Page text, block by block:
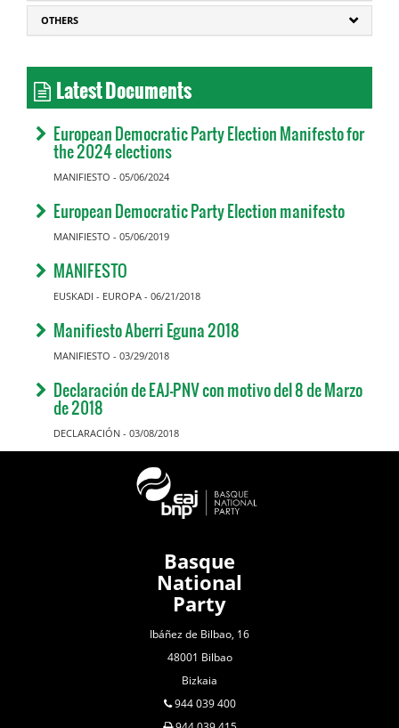
OTHERS
Latest Documents
European Democratic Party Election Manifesto for
the 2024 elections
MANIFIESTO - 05/06/2024
European Democratic Party Election manifesto
MANIFIESTO - 05/06/2019
MANIFESTO
EUSKADI - EUROPA - 06/21/2018
Manifiesto Aberri Eguna 2018
MANIFIESTO - 03/29/2018
Declaración de EAJ-PNV con motivo del 8 de Marzo
de 2018
DECLARACIÓN - 03/08/2018
Basque
National
Party
Ibáñez de Bilbao, 16
48001 Bilbao
Bizkaia
944 039 400